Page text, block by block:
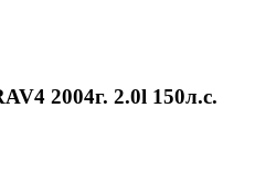
2004г. 2.0l 150л.с.